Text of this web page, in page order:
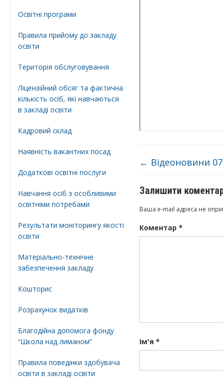
Освiтнi програми
Правила прийому до закладу
освіти
Територiя обслуговування
Ліцензійний обсяг та фактична
кількість осіб, які навчаються
в закладі освіти
Кадровий склад
Наявність вакантних посад
Додатковi освiтнi послуги
Навчання осіб з особливими
освітніми потребами
Результати моніторингу якості
освіти
Матеріально-технічне
забезпечення закладу
Кошторис
Розрахунок видатків
Благодійна допомога фонду
“Школа над лиманом”
Правила поведінки здобувача
освіти в закладі освіти
← Відеоновини
Залишити
Ваша e-mail адреса не
Коментар *
Ім'я *